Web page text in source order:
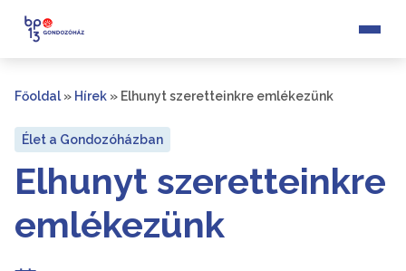
Főoldal » Hírek » Elhunyt szeretteinkre emlékezünk
Élet a Gondozóházban
Elhunyt szeretteinkre
emlékezünk